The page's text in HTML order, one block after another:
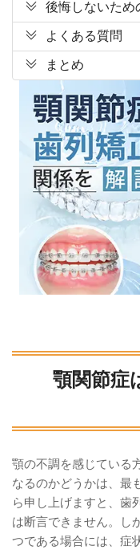
後悔しないため
よくある質問
まとめ
顎関節症
顎の不調を感じている
なるのかどうかは、最
ら申し上げますと、歯
は断言できません。し
つである場合には、症